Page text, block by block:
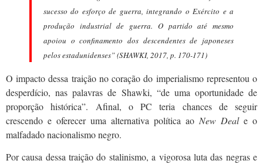
sucesso do esforço de guerra, integrando o Exército e a
produção industrial de guerra. O partido até mesmo
apoiou o confinamento dos descendentes de japoneses
pelos estadunidenses”(SHAWKI, 2017, p. 170-171)
O impacto dessa traição no coração do imperialismo representou o
desperdício, nas palavras de Shawki, “de uma oportunidade de
proporção histórica”. Afinal, o PC teria chances de seguir
crescendo e oferecer uma alternativa política ao New Deale o
malfadado nacionalismo negro.
Por causa dessa traição do stalinismo, a vigorosa luta das negras e